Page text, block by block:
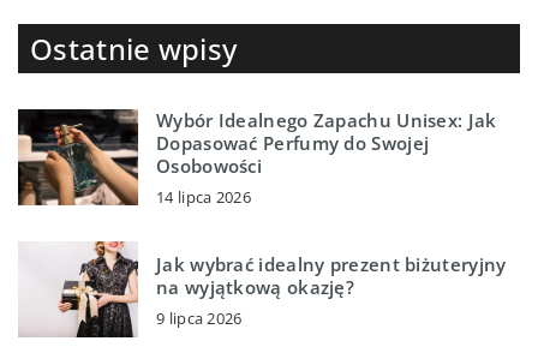
Ostatnie wpisy
Wybór Idealnego Zapachu Unisex: Jak
Dopasować Perfumy do Swojej
Osobowości
14 lipca 2026
Jak wybrać idealny prezent biżuteryjny
na wyjątkową okazję?
9 lipca 2026